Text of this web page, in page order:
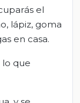
el
lápiz, goma
en casa.
que